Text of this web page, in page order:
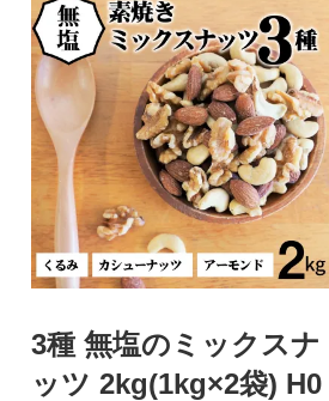
3種 無塩のミックスナ
ッツ 2kg(1kg×2袋) H0